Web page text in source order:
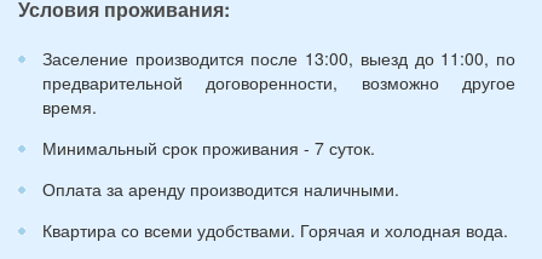
лет):
Условия проживания:
Заселение производится после 13:00, выезд до 11:00, по
предварительной договоренности, возможно другое
время.
Минимальный срок проживания - 7 суток.
Оплата за аренду производится наличными.
Квартира со всеми удобствами. Горячая и холодная вода.